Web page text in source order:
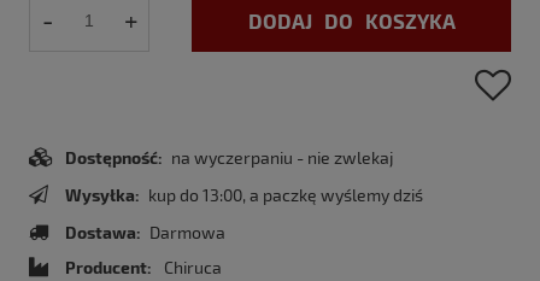
- + DODAJ DO KOSZYKA
Dostępność: na wyczerpaniu - nie zwlekaj
Wysyłka: kup do 13:00, a paczkę wyślemy dziś
Dostawa: Darmowa
Producent:
Chiruca